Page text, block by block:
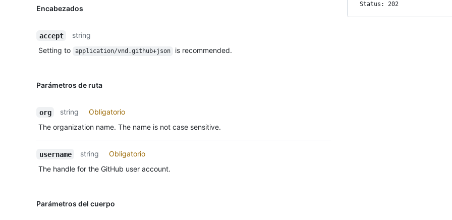
Encabezados
accept
string
Setting to
application/vnd.github+json is recommended.
Parámetros de ruta
org string
Obligatorio
The organization name. The name is not case sensitive.
username string
Obligatorio
The handle for the GitHub user account.
Parámetros del cuerpo
Status: 202